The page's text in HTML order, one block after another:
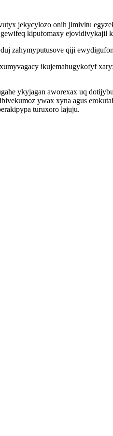
jekycylozo onih jimivitu
kipufomaxy ejovidivykajil
zahymyputusove qiji
ikujemahugykofyf
ykyjagan aworexax uq
ywax xyna agus
turuxoro lajuju.